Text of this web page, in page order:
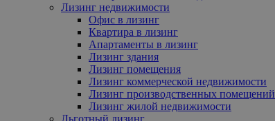
Лизинг недвижимости
Офис в лизинг
Квартира в лизинг
Апартаменты в лизинг
Лизинг здания
Лизинг помещения
Лизинг коммерческой недвижимости
Лизинг производственных помещений
Лизинг жилой недвижимости
Льготный лизинг